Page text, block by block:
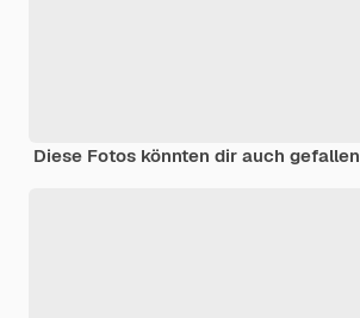
Diese Fotos könnten dir auch gefallen